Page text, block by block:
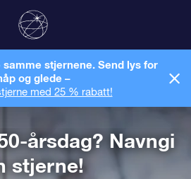
samme stjernene. Send lys for
og glede –
med 25 % rabatt!
årsdag? Navngi
stjerne!